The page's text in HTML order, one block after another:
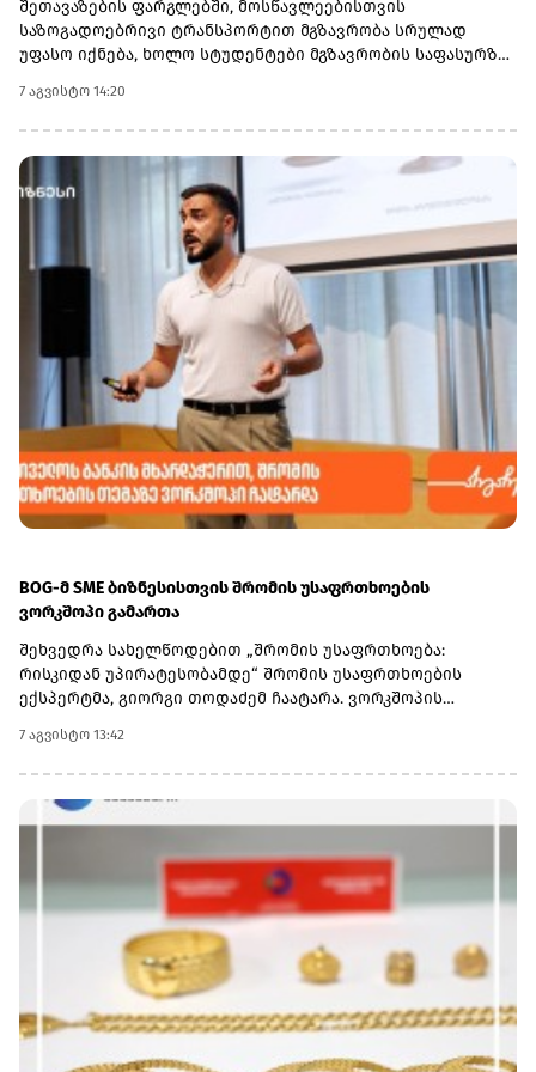
ჯგუფი 2029 წლის ბოლომდე მნიშვნელოვან ჭარბ ფულად
სახსრებს დააგროვებს.
შეთავაზების ფარგლებში, მოსწავლეებისთვის
საზოგადოებრივი ტრანსპორტით მგზავრობა სრულად
უფასო იქნება, ხოლო სტუდენტები მგზავრობის საფასურზე
7 აგვისტო 14:20
BOG-მ SME ბიზნესისთვის შრომის უსაფრთხოების
ვორკშოპი გამართა
შეხვედრა სახელწოდებით „შრომის უსაფრთხოება:
რისკიდან უპირატესობამდე“ შრომის უსაფრთხოების
ექსპერტმა, გიორგი თოდაძემ ჩაატარა. ვორკშოპის
იმის შესახებ, თუ როგორ იქცევა უსაფრთხოების
სტანდარტების დანერგვა ბიზნესის მდგრადი
განვითარების, ფინანსური სტაბილურობისა და
რეპუტაციის გაძლიერების ინსტრუმენტად.ღონისძიებაზე
როგორიცაა უსაფრთხოების ეკონომიკა და ინვესტიციის
უკუგება (ROI); როგორ გადაიქცეს უსაფრთხოება ბიზნესის
სტრატეგიულ უპირატესობად; თანამშრომელთა
რესურსების მართვა; ლიდერის როლი უსაფრთხოების
კულტურის ჩამოყალიბებაში და ნდობაზე დაფუძნებული
სამუშაო გარემოს შექმნა.მონაწილეებმა ასევე მიიღეს
პრაქტიკული რეკომენდაციები კრიზისების მართვისა და
ბიზნესის უწყვეტობის დაგეგმვის (BCP) მიმართულებით -
როგორ მოემზადონ კომპანიები ფორსმაჟორული
7 აგვისტო 13:42